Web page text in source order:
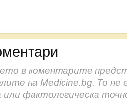
в коментарите
на Medicine.bg. То не
или фактологическа